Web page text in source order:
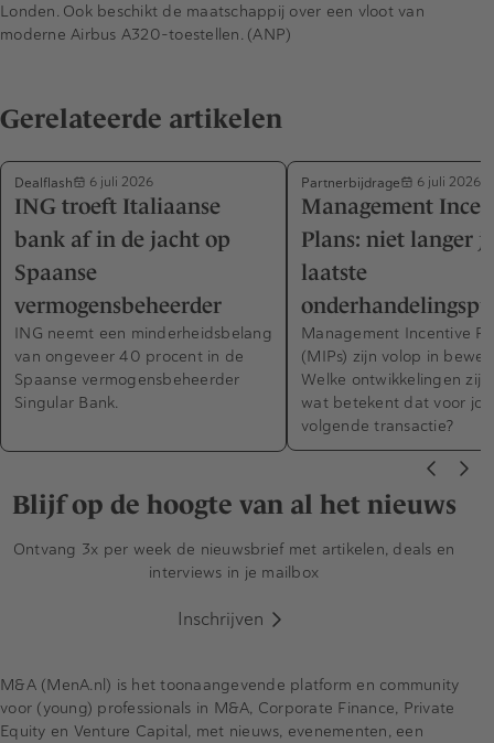
Londen. Ook beschikt de maatschappij over een vloot van
moderne Airbus A320-toestellen. (ANP)
Gerelateerde artikelen
Dealflash 6 juli 2026
ING troeft Italiaanse
bank af in de jacht op
Spaanse
vermogensbeheerder
ING neemt een minderheidsbelang
van ongeveer 40 procent in de
Spaanse vermogensbeheerder
Singular Bank.
Partnerbijdrage 6 juli 2026
Management
Plans: niet langer
laatste
Management Incentive
(MIPs) zijn volop in
Welke ontwikkelingen zijn
wat betekent dat voor
volgende transactie?
Blijf op de hoogte van al het nieuws
Ontvang 3x per week de nieuwsbrief met artikelen, deals en
interviews in je mailbox
Inschrijven
M&A (MenA.nl) is het toonaangevende platform en community
voor (young) professionals in M&A, Corporate Finance, Private
Equity en Venture Capital, met nieuws, evenementen, een